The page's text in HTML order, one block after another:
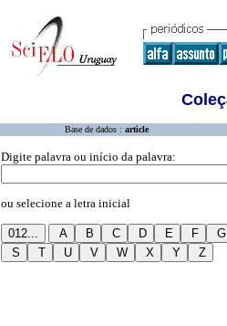
Base de dados : article
Digite palavra ou início da palavra:
ou selecione a letra inicial